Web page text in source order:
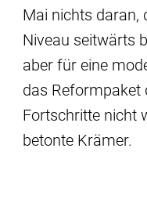
Mai nichts daran,
Niveau seitwärts
aber für eine
das Reformpaket
Fortschritte nicht
betonte Krämer.